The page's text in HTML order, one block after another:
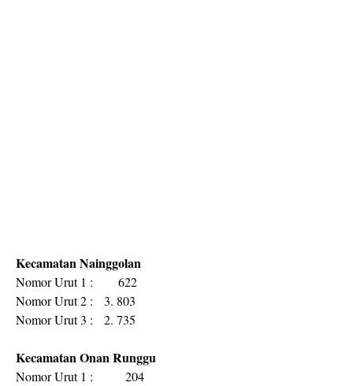
Kecamatan Nainggolan
Nomor Urut 1 : 622
Nomor Urut 2 : 3. 803
Nomor Urut 3 : 2. 735
Kecamatan Onan Runggu
Nomor Urut 1 : 204